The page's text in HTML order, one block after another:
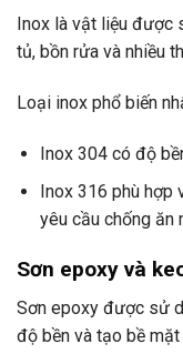
Inox là vật liệu được
tủ, bồn rửa và nhiều
Loại inox phổ biến
Inox 304 có độ
Inox 316 phù
yêu cầu chống ăn
Sơn epoxy và
Sơn epoxy được sử
độ bền và tạo bề mặt